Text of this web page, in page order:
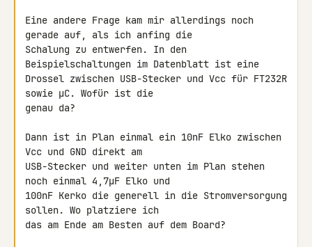
Eine andere Frage kam mir allerdings noch
gerade auf, als ich anfing die
Schalung zu entwerfen. In den
Beispielschaltungen im Datenblatt ist eine
Drossel zwischen USB-Stecker und Vcc für FT232R
sowie µC. Wofür ist die
genau da?
Dann ist in Plan einmal ein 10nF Elko zwischen
Vcc und GND direkt am
USB-Stecker und weiter unten im Plan stehen
noch einmal 4,7µF Elko und
100nF Kerko die generell in die Stromversorgung
sollen. Wo platziere ich
das am Ende am Besten auf dem Board?